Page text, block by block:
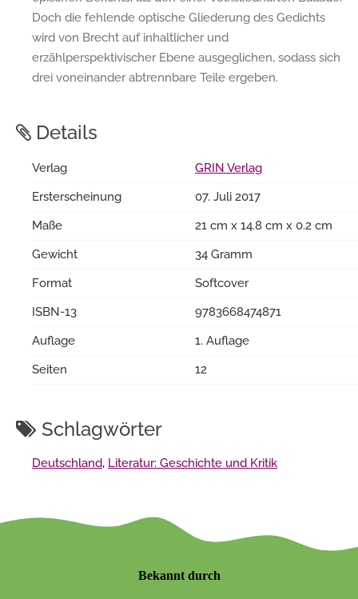
Doch die fehlende optische Gliederung des Gedichts
wird von Brecht auf inhaltlicher und
erzählperspektivischer Ebene ausgeglichen, sodass sich
drei voneinander abtrennbare Teile ergeben.
Details
Verlag
GRIN Verlag
Ersterscheinung
07. Juli 2017
Maße
21 cm x 14.8 cm x 0.2 cm
Gewicht
34 Gramm
Format
Softcover
ISBN-13
9783668474871
Auflage
1. Auflage
Seiten
12
Schlagwörter
Deutschland, Literatur: Geschichte und Kritik
Bekannt durch